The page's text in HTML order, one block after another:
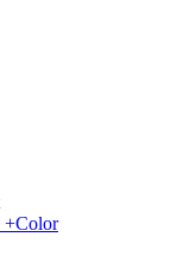
+Color